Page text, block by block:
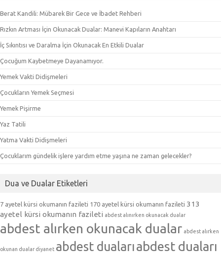
Berat Kandili: Mübarek Bir Gece ve İbadet Rehberi
Rızkın Artması İçin Okunacak Dualar: Manevi Kapıların Anahtarı
İç Sıkıntısı ve Daralma İçin Okunacak En Etkili Dualar
Çocuğum Kaybetmeye Dayanamıyor.
Yemek Vakti Didişmeleri
Çocukların Yemek Seçmesi
Yemek Pişirme
Yaz Tatili
Yatma Vakti Didişmeleri
Çocuklarım gündelik işlere yardım etme yaşına ne zaman gelecekler?
Dua ve Dualar Etiketleri
7 ayetel kürsi okumanın fazileti 170 ayetel kürsi okumanın fazileti 313
ayetel kürsi okumanın fazileti abdest alınırken okunacak dualar
abdest alırken okunacak dualar abdest alırken
okunan dualar diyanet abdest dualarıabdest duaları